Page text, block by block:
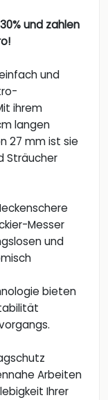
und zahlen
und
ihrem
langen
27 mm ist sie
Sträucher
Messer
und
bieten
Arbeiten
Ihrer